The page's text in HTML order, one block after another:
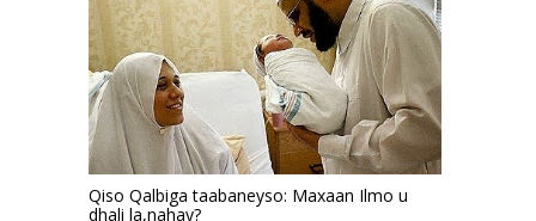
Qiso Qalbiga taabaneyso: Maxaan Ilmo u
dhali la,nahay?